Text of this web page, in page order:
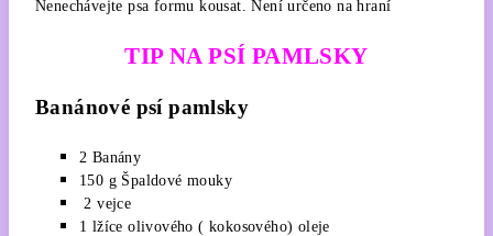
Nenechávejte psa formu kousat. Není určeno na hraní
TIP NA PSÍ PAMLSKY
Banánové psí pamlsky
2 Banány
150 g Špaldové mouky
2 vejce
1 lžíce olivového ( kokosového) oleje